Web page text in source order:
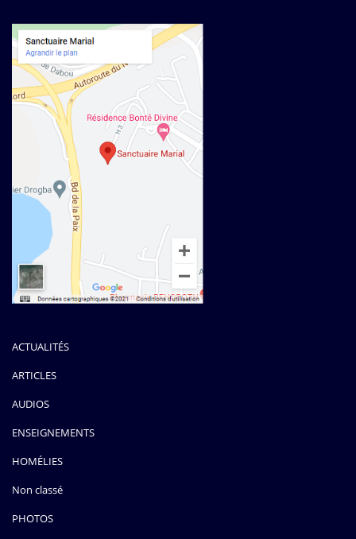
ACTUALITÉS
ARTICLES
AUDIOS
ENSEIGNEMENTS
HOMÉLIES
Non classé
PHOTOS